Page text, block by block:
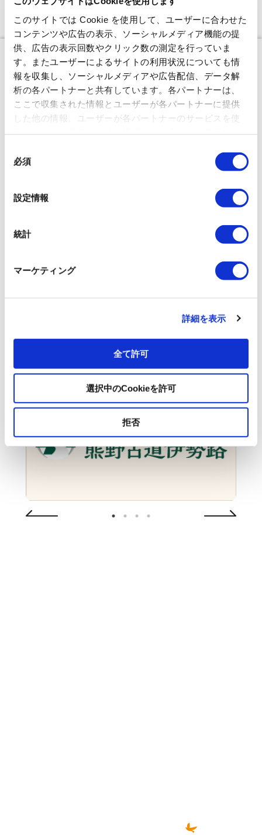
このサイトでは Cookie を使用して、ユーザーに合わせた
コンテンツや広告の表示、ソーシャルメディア機能の提
供、広告の表示回数やクリック数の測定を行っていま
す。またユーザーによるサイトの利用状況についても情
報を収集し、ソーシャルメディアや広告配信、データ解
析の各パートナーと共有しています。各パートナーは、
ここで収集された情報とユーザーが各パートナーに提供
した他の情報、ユーザーが各パートナーのサービスを使
ッキーに同意したことになります。
必須
設定情報
統計
マーケティング
詳細を表示
全て許可
選択中のCookieを許可
拒否
選択済みスポットを確認する